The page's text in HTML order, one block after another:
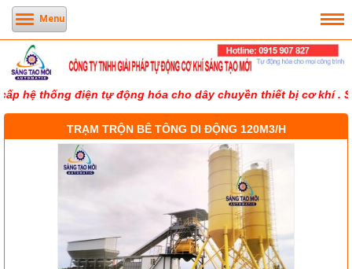
Menu
thống điện tự động hóa cho dây chuyền thiết bị cơ khí .
TRẠM TRỘN BÊ TÔNG DI ĐỘNG 120M3/H